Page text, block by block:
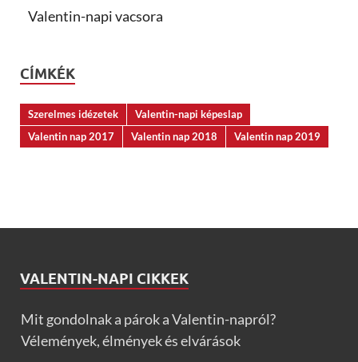
Valentin-napi vacsora
CÍMKÉK
Szerelmes idézetek
Valentin-napi képeslap
Valentin nap 2017
Valentin nap 2018 Valentin nap 2019
VALENTIN-NAPI CIKKEK
Mit gondolnak a párok a Valentin-napról?
Vélemények, élmények és elvárások